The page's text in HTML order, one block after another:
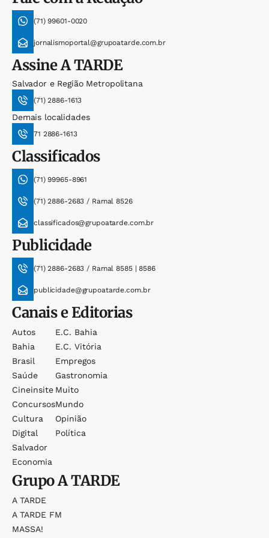
(71) 99601-0020
jornalismoportal@grupoatarde.com.br
AssineA TARDE
Salvador e Região Metropolitana
(71) 2886-1613
Demais localidades
71 2886-1613
Classificados
(71) 99965-8961
(71) 2886-2683 / Ramal 8526
classificados@grupoatarde.com.br
Publicidade
(71) 2886-2683 / Ramal 8585 | 8586
publicidade@grupoatarde.com.br
Canais e Editorias
Autos
Bahia
Brasil
Saúde
Cineinsite
Concursos
Cultura
Digital
Salvador
Economia
E.c. Bahia
E.c. Vitória
Empregos
Gastronomia
Muito
Mundo
Opinião
Política
GrupoA TARDE
A TARDE
A TARDE FM
MASSA!